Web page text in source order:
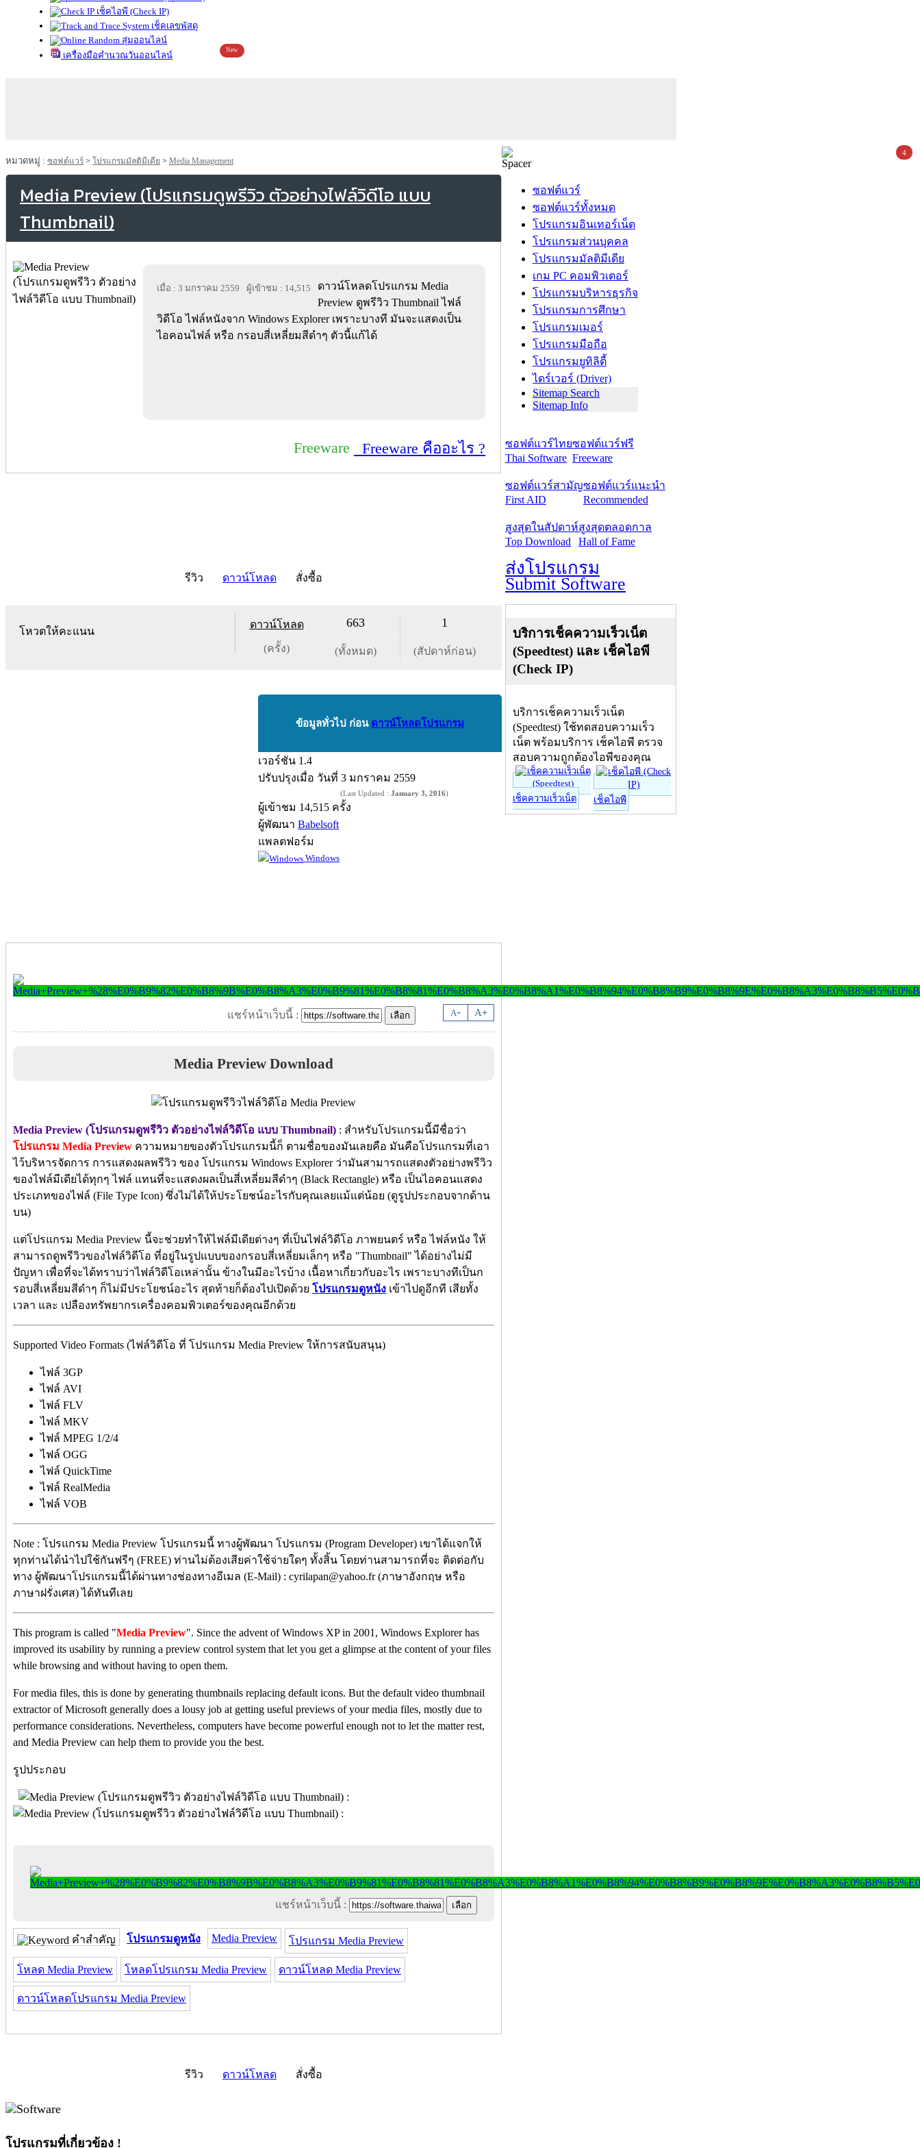
เช็คไอพี (Check IP)
เช็คเลขพัสดุ
สุ่มออนไลน์
เครื่องมือคำนวณวันออนไลน์
New
หมวดหมู่ : ซอฟต์แวร์ > โปรแกรมมัลติมีเดีย > Media Management
Media Preview (โปรแกรมดูพรีวิว ตัวอย่างไฟล์วิดีโอ แบบ
Thumbnail)
เมื่อ : 3 มกราคม 2559 ผู้เข้าชม : 14,515
ดาวน์โหลดโปรแกรม Media
Preview ดูพรีวิว Thumbnail ไฟล์
วิดีโอ ไฟล์หนังจาก Windows Explorer เพราะบางที มันจะแสดงเป็น
ไอคอนไฟล์ หรือ กรอบสี่เหลี่ยมสีดำๆ ตัวนี้แก้ได้
Freeware Freeware คืออะไร ?
รีวิว ดาวน์โหลด สั่งซื้อ
โหวตให้คะแนน
ดาวน์โหลด
(ครั้ง)
663
(ทั้งหมด)
1
(สัปดาห์ก่อน)
ข้อมูลทั่วไป ก่อน ดาวน์โหลดโปรแกรม
เวอร์ชัน 1.4
ปรับปรุงเมื่อ วันที่ 3 มกราคม 2559
(Last Updated : January 3, 2016)
ผู้เข้าชม 14,515 ครั้ง
ผู้พัฒนา Babelsoft
แพลตฟอร์ม
Windows
A- A+
แชร์หน้าเว็บนี้ :
Media Preview Download
Media Preview (โปรแกรมดูพรีวิว ตัวอย่างไฟล์วิดีโอ แบบ Thumbnail) : สำหรับโปรแกรมนี้มีชื่อว่า
โปรแกรม Media Preview ความหมายของตัวโปรแกรมนี้ก็ ตามชื่อของมันเลยคือ มันคือโปรแกรมที่เอา
ไว้บริหารจัดการ การแสดงผลพรีวิว ของ โปรแกรม Windows Explorer ว่ามันสามารถแสดงตัวอย่างพรีวิว
ของไฟล์มีเดียได้ทุกๆ ไฟล์ แทนที่จะแสดงผลเป็นสี่เหลี่ยมสีดำๆ (Black Rectangle) หรือ เป็นไอคอนแสดง
ประเภทของไฟล์ (File Type Icon) ซึ่งไม่ได้ให้ประโยชน์อะไรกับคุณเลยแม้แต่น้อย (ดูรูปประกอบจากด้าน
บน)
แต่โปรแกรม Media Preview นี้จะช่วยทำให้ไฟล์มีเดียต่างๆ ที่เป็นไฟล์วิดีโอ ภาพยนตร์ หรือ ไฟล์หนัง ให้
สามารถดูพรีวิวของไฟล์วิดีโอ ที่อยู่ในรูปแบบของกรอบสี่เหลี่ยมเล็กๆ หรือ "Thumbnail" ได้อย่างไม่มี
ปัญหา เพื่อที่จะได้ทราบว่าไฟล์วิดีโอเหล่านั้น ข้างในมีอะไรบ้าง เนื้อหาเกี่ยวกับอะไร เพราะบางทีเป็นก
รอบสี่เหลี่ยมสีดำๆ ก็ไม่มีประโยชน์อะไร สุดท้ายก็ต้องไปเปิดด้วย โปรแกรมดูหนัง เข้าไปดูอีกที เสียทั้ง
เวลา และ เปลืองทรัพยากรเครื่องคอมพิวเตอร์ของคุณอีกด้วย
Supported Video Formats (ไฟล์วิดีโอ ที่ โปรแกรม Media Preview ให้การสนับสนุน)
ไฟล์ 3GP
ไฟล์ AVI
ไฟล์ FLV
ไฟล์ MKV
ไฟล์ MPEG 1/2/4
ไฟล์ OGG
ไฟล์ QuickTime
ไฟล์ RealMedia
ไฟล์ VOB
Note : โปรแกรม Media Preview โปรแกรมนี้ ทางผู้พัฒนา โปรแกรม (Program Developer) เขาได้แจกให้
ทุกท่านได้นำไปใช้กันฟรีๆ (FREE) ท่านไม่ต้องเสียค่าใช้จ่ายใดๆ ทั้งสิ้น โดยท่านสามารถที่จะ ติดต่อกับ
ทาง ผู้พัฒนาโปรแกรมนี้ได้ผ่านทางช่องทางอีเมล (E-Mail) : cyrilapan@yahoo.fr (ภาษาอังกฤษ หรือ
ภาษาฝรั่งเศส) ได้ทันทีเลย
This program is called "Media Preview". Since the advent of Windows XP in 2001, Windows Explorer has
improved its usability by running a preview control system that let you get a glimpse at the content of your files
while browsing and without having to open them.
For media files, this is done by generating thumbnails replacing default icons. But the default video thumbnail
extractor of Microsoft generally does a lousy job at getting useful previews of your media files, mostly due to
performance considerations. Nevertheless, computers have become powerful enough not to let the matter rest,
and Media Preview can help them to provide you the best.
รูปประกอบ
แชร์หน้าเว็บนี้ :
คำสำคัญ โปรแกรมดูหนัง Media Preview โปรแกรม Media Preview
โหลด Media Preview โหลดโปรแกรม Media Preview ดาวน์โหลด Media Preview
ดาวน์โหลดโปรแกรม Media Preview
รีวิว ดาวน์โหลด สั่งซื้อ
โปรแกรมที่เกี่ยวข้อง !
ซอฟต์แวร์
ซอฟต์แวร์ทั้งหมด
โปรแกรมอินเทอร์เน็ต
โปรแกรมส่วนบุคคล
โปรแกรมมัลติมีเดีย
เกม PC คอมพิวเตอร์
โปรแกรมบริหารธุรกิจ
โปรแกรมการศึกษา
โปรแกรมเมอร์
โปรแกรมมือถือ
โปรแกรมยูทิลิตี้
ไดร์เวอร์ (Driver)
Sitemap Search
Sitemap Info
ซอฟต์แวร์ไทย
Thai Software
ซอฟต์แวร์ฟรี
Freeware
ซอฟต์แวร์สามัญ
First AID
ซอฟต์แวร์แนะนำ
Recommended
สูงสุดในสัปดาห์
Top Download
สูงสุดตลอดกาล
Hall of Fame
ส่งโปรแกรม
Submit Software
บริการเช็คความเร็วเน็ต
(Speedtest) และ เช็คไอพี
(Check IP)
บริการเช็คความเร็วเน็ต
(Speedtest) ใช้ทดสอบความเร็ว
เน็ต พร้อมบริการ เช็คไอพี ตรวจ
สอบความถูกต้องไอพีของคุณ
เช็คความเร็วเน็ต เช็คไอพี
4